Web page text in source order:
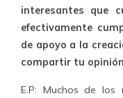
interesantes que
efectivamente
de apoyo a la
compartir tu
E.P: Muchos de